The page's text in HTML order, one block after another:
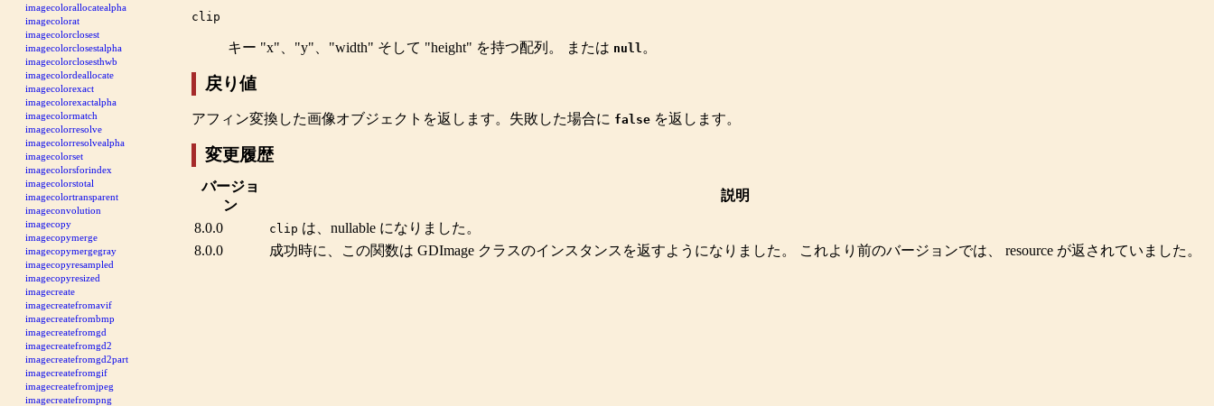
imagecolorallocatealpha
imagecolorat
imagecolorclosest
imagecolorclosestalpha
imagecolorclosesthwb
imagecolordeallocate
imagecolorexact
imagecolorexactalpha
imagecolormatch
imagecolorresolve
imagecolorresolvealpha
imagecolorset
imagecolorsforindex
imagecolorstotal
imagecolortransparent
imageconvolution
imagecopy
imagecopymerge
imagecopymergegray
imagecopyresampled
imagecopyresized
imagecreate
imagecreatefromavif
imagecreatefrombmp
imagecreatefromgd
imagecreatefromgd2
imagecreatefromgd2part
imagecreatefromgif
imagecreatefromjpeg
imagecreatefrompng
clip
キー "x"、"y"、"width" そして "height" を持つ配列。 または null 。
戻り値
アフィン変換した画像オブジェクトを返します。失敗した場合に false を返します。
変更履歴
バージョ
ン
説明
8.0.0 clip は、nullable になりました。
8.0.0
成功時に、この関数は GDImage クラスのインスタンスを返すようになりました。 これより前のバージョンでは、 resource が返されていました。